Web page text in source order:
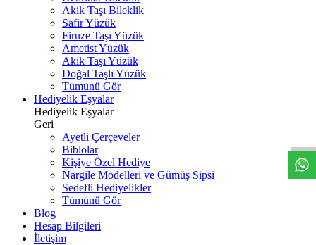
Akik Taşı Bileklik
Safir Yüzük
Firuze Taşı Yüzük
Ametist Yüzük
Akik Taşı Yüzük
Doğal Taşlı Yüzük
Tümünü Gör
Hediyelik Eşyalar
Hediyelik Eşyalar
Geri
Ayetli Çerçeveler
Biblolar
Kişiye Özel Hediye
Nargile Modelleri ve Gümüş Sipsi
Sedefli Hediyelikler
Tümünü Gör
Blog
Hesap Bilgileri
İletişim